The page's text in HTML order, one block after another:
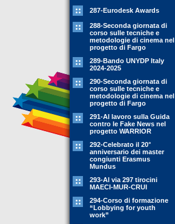
287-Eurodesk Awards
288-Seconda giornata di
corso sulle tecniche e
metodologie di cinema nel
progetto di Fargo
289-Bando UNYDP Italy
2024-2025
290-Seconda giornata di
corso sulle tecniche e
metodologie di cinema nel
progetto di Fargo
291-Al lavoro sulla Guida
contro le Fake News nel
progetto WARRIOR
292-Celebrato il 20°
anniversario dei master
congiunti Erasmus
Mundus
293-Al via 297 tirocini
MAECI-MUR-CRUI
294-Corso di formazione
“Lobbying for youth
work”